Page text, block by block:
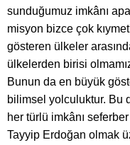
sunduğumuz imkânı
misyon bizce çok
gösteren ülkeler
ülkelerden birisi
Bunun da en büyük
bilimsel yolculuktur. Bu
her türlü imkânı
Tayyip Erdoğan olmak